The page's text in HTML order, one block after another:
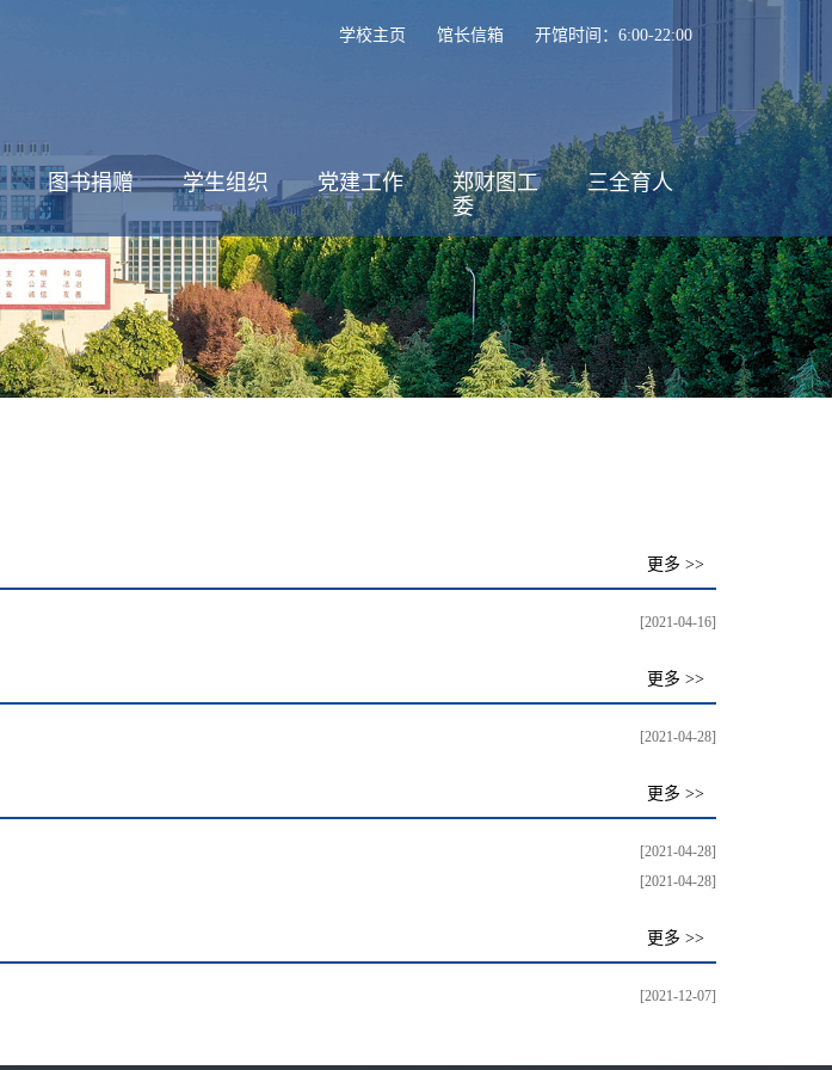
学校主页 馆长信箱 开馆时间：6:00-22:00
图书捐赠 学生组织 党建工作
郑财图工
委
三全育人
更多 >>
[2021-04-16]
更多 >>
[2021-04-28]
更多 >>
[2021-04-28]
[2021-04-28]
更多 >>
[2021-12-07]